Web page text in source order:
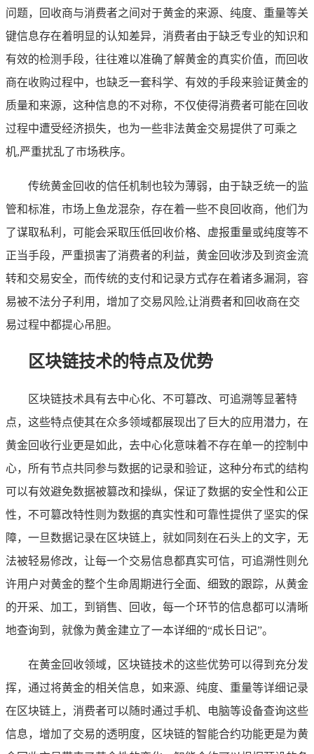
问题，回收商与消费者之间对于黄金的来源、纯度、重量等关
键信息存在着明显的认知差异，消费者由于缺乏专业的知识和
有效的检测手段，往往难以准确了解黄金的真实价值，而回收
商在收购过程中，也缺乏一套科学、有效的手段来验证黄金的
质量和来源，这种信息的不对称，不仅使得消费者可能在回收
过程中遭受经济损失，也为一些非法黄金交易提供了可乘之
机,严重扰乱了市场秩序。
传统黄金回收的信任机制也较为薄弱，由于缺乏统一的监
管和标准，市场上鱼龙混杂，存在着一些不良回收商，他们为
了谋取私利，可能会采取压低回收价格、虚报重量或纯度等不
正当手段，严重损害了消费者的利益，黄金回收涉及到资金流
转和交易安全，而传统的支付和记录方式存在着诸多漏洞，容
易被不法分子利用，增加了交易风险,让消费者和回收商在交
易过程中都提心吊胆。
区块链技术的特点及优势
区块链技术具有去中心化、不可篡改、可追溯等显著特
点，这些特点使其在众多领域都展现出了巨大的应用潜力，在
黄金回收行业更是如此，去中心化意味着不存在单一的控制中
心，所有节点共同参与数据的记录和验证，这种分布式的结构
可以有效避免数据被篡改和操纵，保证了数据的安全性和公正
性，不可篡改特性则为数据的真实性和可靠性提供了坚实的保
障，一旦数据记录在区块链上，就如同刻在石头上的文字，无
法被轻易修改，让每一个交易信息都真实可信，可追溯性则允
许用户对黄金的整个生命周期进行全面、细致的跟踪，从黄金
的开采、加工，到销售、回收，每一个环节的信息都可以清晰
地查询到，就像为黄金建立了一本详细的“成长日记”。
在黄金回收领域，区块链技术的这些优势可以得到充分发
挥，通过将黄金的相关信息，如来源、纯度、重量等详细记录
在区块链上，消费者可以随时通过手机、电脑等设备查询这些
信息，增加了交易的透明度，区块链的智能合约功能更是为黄